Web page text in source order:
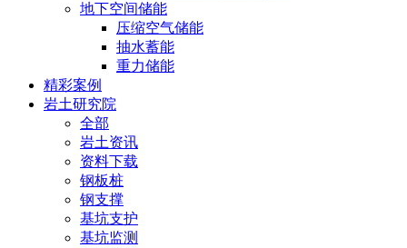
地下空间储能
压缩空气储能
抽水蓄能
重力储能
精彩案例
岩土研究院
全部
岩土资讯
资料下载
钢板桩
钢支撑
基坑支护
基坑监测